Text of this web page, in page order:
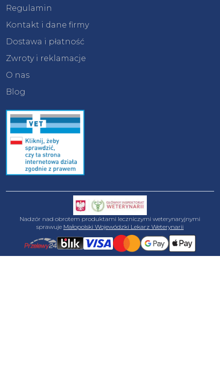
Regulamin
Kontakt i dane firmy
Dostawa i płatność
Zwroty i reklamacje
O nas
Blog
Nadzór nad obrotem produktami leczniczymi weterynaryjnymi
sprawuje Małopolski Wojewódzki Lekarz Weterynarii